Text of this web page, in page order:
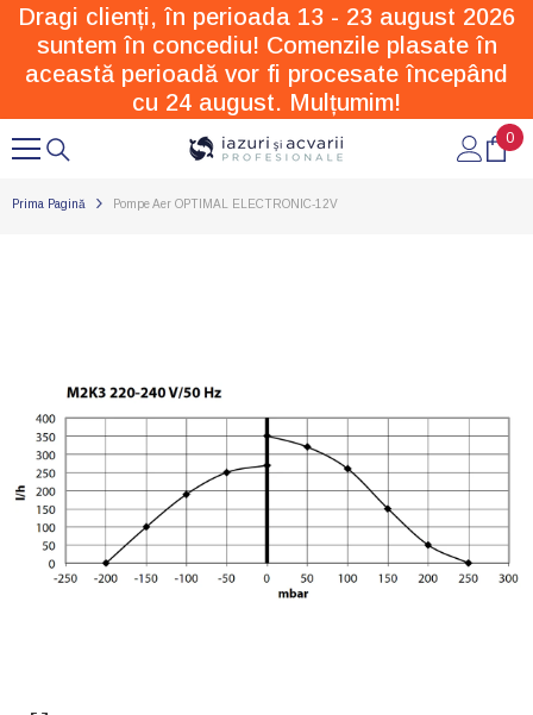
SARI LA CONȚINUT
Dragi clienți, în perioada 13 - 23 august 2026
suntem în concediu! Comenzile plasate în
această perioadă vor fi procesate începând
cu 24 august. Mulțumim!
0
0
Prima Pagină Pompe Aer OPTIMAL ELECTRONIC-12V